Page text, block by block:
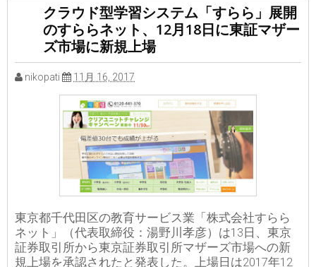
クラウド型学習システム「すらら」展開
のすららネット、12月18日に東証マザー
ズ市場に新規上場
nikopati 11月 16, 2017
東京都千代田区の教育サービス業「株式会社すらら
ネット」（代表取締役：湯野川孝彦）は13日、東京
証券取引所から東京証券取引所マザーズ市場への新
規上場を承認されたと発表した。上場日は2017年12